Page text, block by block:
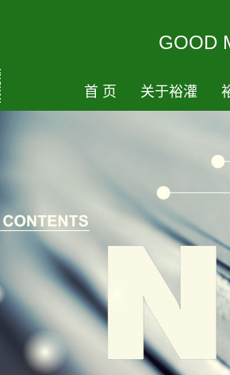
首页 关于裕灌